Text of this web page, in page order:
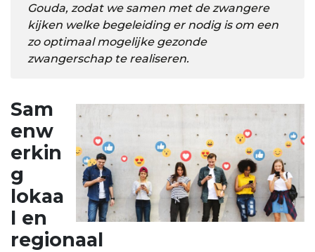
Gouda, zodat we samen met de zwangere
kijken welke begeleiding er nodig is om een
zo optimaal mogelijke gezonde
zwangerschap te realiseren.
Sam
enw
erkin
g
lokaa
l en
regionaal